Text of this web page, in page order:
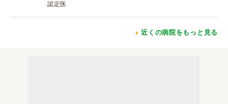
認定医
近くの病院をもっと見る